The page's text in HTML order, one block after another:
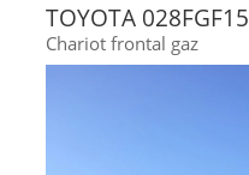
TOYOTA 028FGF15
Chariot frontal gaz